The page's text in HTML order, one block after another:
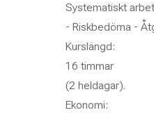
Systematiskt
- Riskbedöma -
Kurslängd:
16 timmar
(2 heldagar).
Ekonomi: